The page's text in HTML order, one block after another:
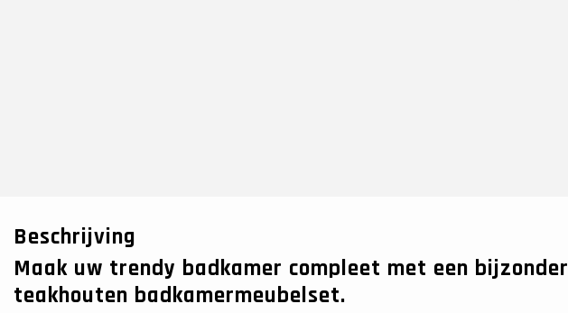
Beschrijving
Maak uw trendy badkamer compleet met een bijzonder
teakhouten badkamermeubelset.